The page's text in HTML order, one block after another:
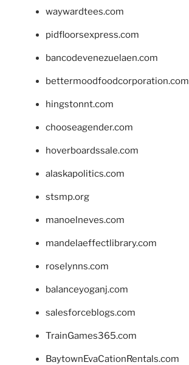
waywardtees.com
pidfloorsexpress.com
bancodevenezuelaen.com
bettermoodfoodcorporation.com
hingstonnt.com
chooseagender.com
hoverboardssale.com
alaskapolitics.com
stsmp.org
manoelneves.com
mandelaeffectlibrary.com
roselynns.com
balanceyoganj.com
salesforceblogs.com
TrainGames365.com
BaytownEvaCationRentals.com